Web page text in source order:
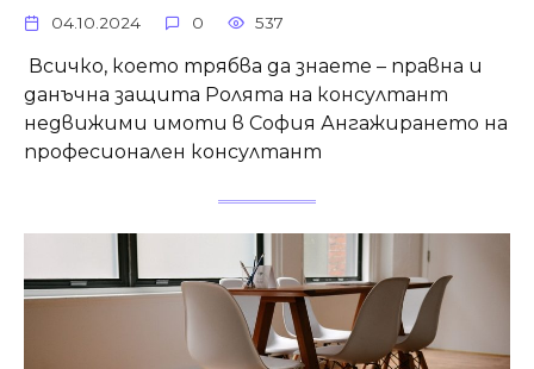
04.10.2024 0 537
Всичко, което трябва да знаете – правна и
данъчна защита Ролята на консултант
недвижими имоти в София Ангажирането на
професионален консултант